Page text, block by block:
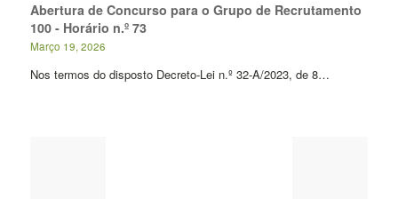
Abertura de Concurso para o Grupo de Recrutamento
100 - Horário n.º 73
Março 19, 2026
Nos termos do disposto Decreto-Lei n.º 32-A/2023, de 8…